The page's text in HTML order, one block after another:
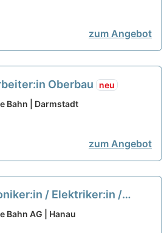
zum Angebot
Oberbau
neu
Bahn | Darmstadt
zum Angebot
/ Elektriker:in /
Instandhaltung
Bahn AG | Hanau